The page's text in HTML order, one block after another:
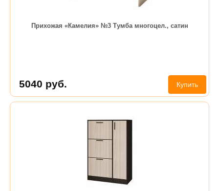
Прихожая «Камелия» №3 Тумба многоцел., сатин
5040 руб. Купить